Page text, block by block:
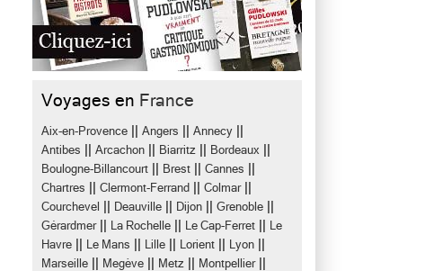
Voyages en France
Aix-en-Provence Angers Annecy
Antibes Arcachon Biarritz Bordeaux
Boulogne-Billancourt Brest Cannes
Chartres Clermont-Ferrand Colmar||
Courchevel Deauville Dijon Grenoble
Gérardmer|| La Rochelle Le Cap-Ferret
Le
Havre
Le Mans Lille Lorient Lyon
Marseille Megève Metz Montpellier||